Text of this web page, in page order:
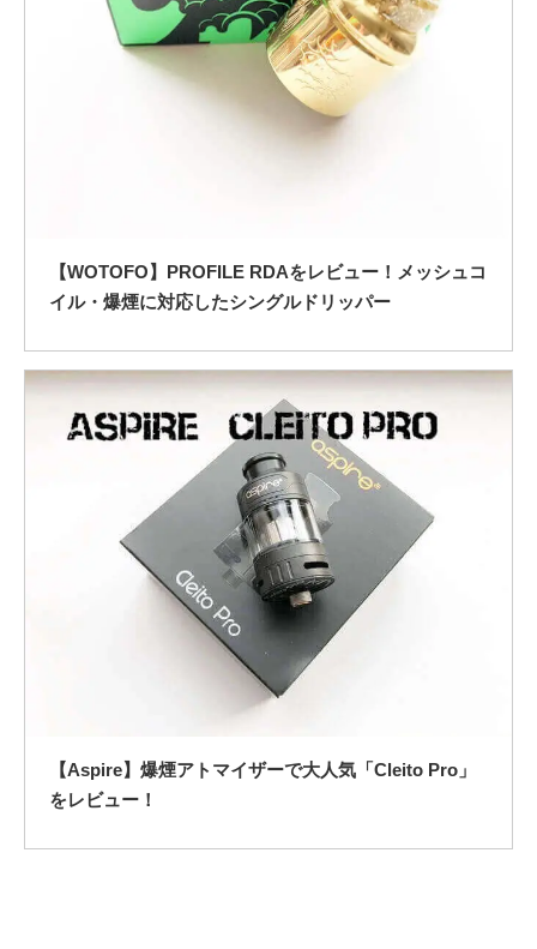
【WOTOFO】PROFILE RDAをレビュー！メッシュコ
イル・爆煙に対応したシングルドリッパー
【Aspire】爆煙アトマイザーで大人気「Cleito Pro」
をレビュー！